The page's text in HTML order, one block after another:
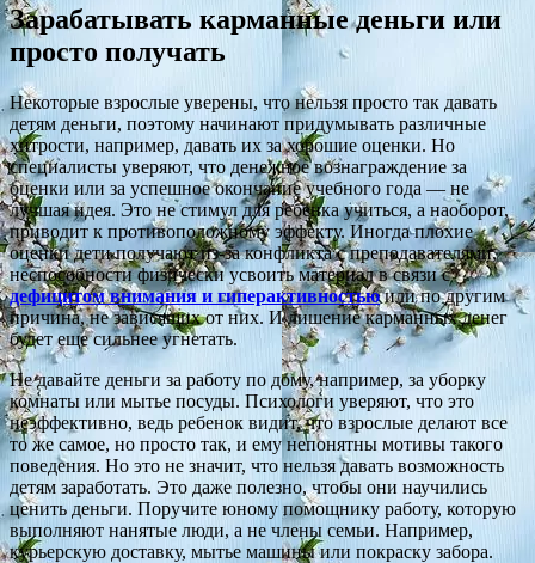
Зарабатывать карманные деньги или
просто получать
Некоторые взрослые уверены, что нельзя просто так давать
детям деньги, поэтому начинают придумывать различные
хитрости, например, давать их за хорошие оценки. Но
специалисты уверяют, что денежное вознаграждение за
оценки или за успешное окончание учебного года — не
лучшая идея. Это не стимул для ребенка учиться, а наоборот,
приводит к противоположному эффекту. Иногда плохие
оценки дети получают из-за конфликта с преподавателями,
неспособности физически усвоить материал в связи с
дефицитом внимания и гиперактивностьюили по другим
причина, не зависящих от них. И лишение карманных денег
будет еще сильнее угнетать.
Не давайте деньги за работу по дому, например, за уборку
комнаты или мытье посуды. Психологи уверяют, что это
неэффективно, ведь ребенок видит, что взрослые делают все
то же самое, но просто так, и ему непонятны мотивы такого
поведения. Но это не значит, что нельзя давать возможность
детям заработать. Это даже полезно, чтобы они научились
ценить деньги. Поручите юному помощнику работу, которую
выполняют нанятые люди, а не члены семьи. Например,
курьерскую доставку, мытье машины или покраску забора.